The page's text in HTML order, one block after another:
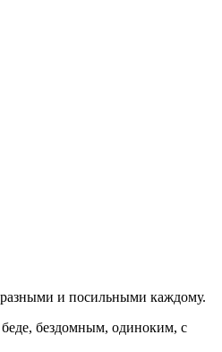
и посильными каждому.
бездомным, одиноким, с